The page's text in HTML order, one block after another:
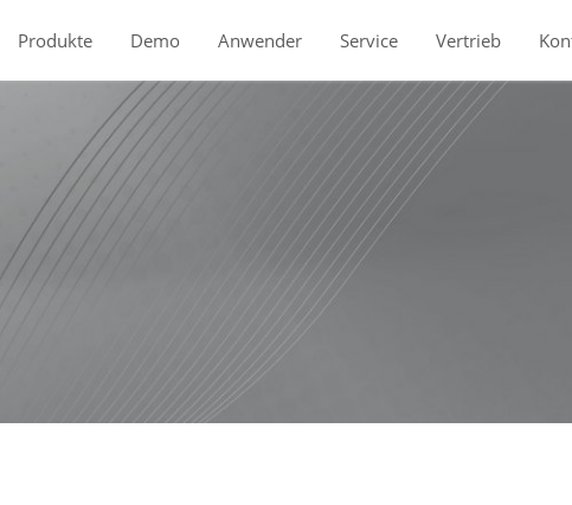
Produkte Demo Anwender Service Vertrieb